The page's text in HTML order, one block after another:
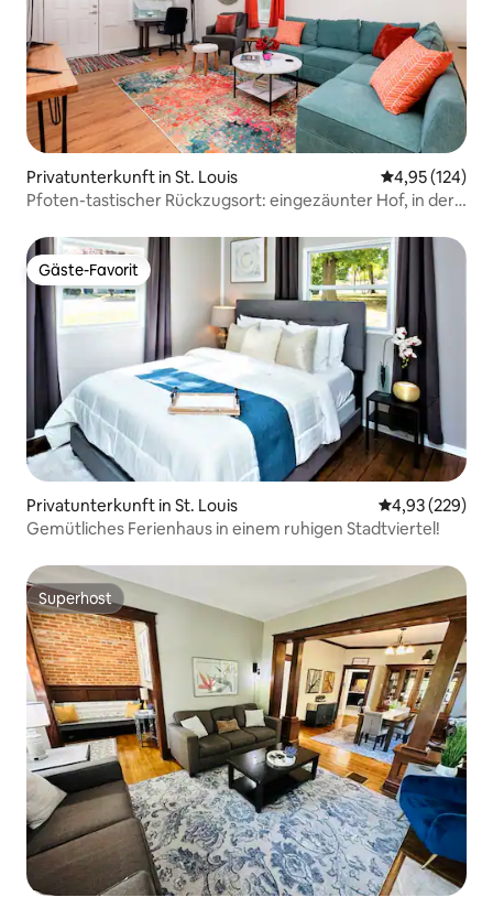
Privatunterkunft in St. Louis
4,95 (124)
Pfoten-tastischer Rückzugsort: eingezäunter Hof, in der
Gäste-Favorit
Gäste-Favorit
Privatunterkunft in St. Louis
4,93 (229)
Gemütliches Ferienhaus in einem ruhigen Stadtviertel!
Superhost
Superhost